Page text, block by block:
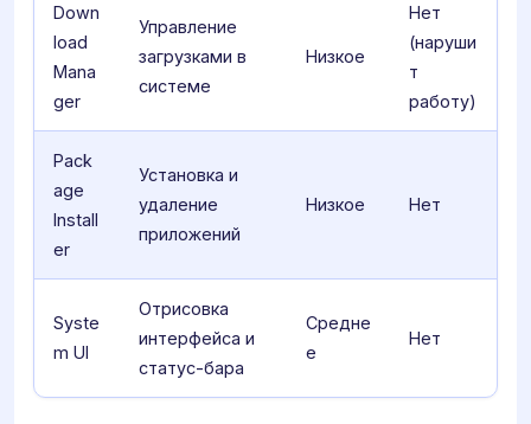
Down
load
Mana
ger
Управление
загрузками в
системе
Низкое
Нет
(наруши
т
работу)
Pack
age
Install
er
Установка и
удаление
приложений
Низкое Нет
Syste
m UI
Отрисовка
интерфейса и
статус-бара
Средне
е
Нет